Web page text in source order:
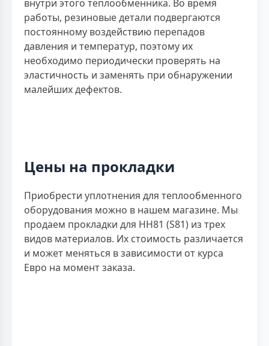
внутри этого теплообменника. Во время
работы, резиновые детали подвергаются
постоянному воздействию перепадов
давления и температур, поэтому их
необходимо периодически проверять на
эластичность и заменять при обнаружении
малейших дефектов.
Цены на прокладки
Приобрести уплотнения для теплообменного
оборудования можно в нашем магазине. Мы
продаем прокладки для НН81 (S81) из трех
видов материалов. Их стоимость различается
и может меняться в зависимости от курса
Евро на момент заказа.